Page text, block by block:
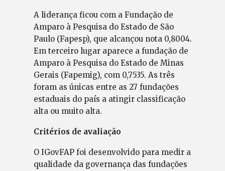
A liderança ficou com a Fundação de
Amparo à Pesquisa do Estado de São
Paulo (Fapesp), que alcançou nota 0,8004.
Em terceiro lugar aparece a fundação de
Amparo à Pesquisa do Estado de Minas
Gerais (Fapemig), com 0,7535. As três
foram as únicas entre as 27 fundações
estaduais do país a atingir classificação
alta ou muito alta.
Critérios de avaliação
O IGovFAP foi desenvolvido para medir a
qualidade da governança das fundações